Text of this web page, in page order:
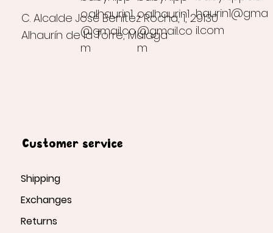
o.alhaurin1
@gmail.co
m
haurin1@gma
il.com
C. Alcalde José Benítez Rocha, 1, 29130
Alhaurín de la Torre, Málaga
o.alhaurin1
@gmail.co
m
Customer service
Shipping
Exchanges
Returns